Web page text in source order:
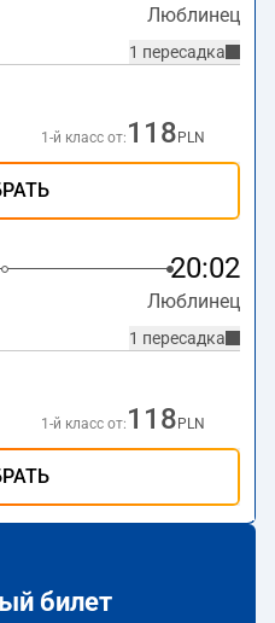
Люблинец
1 пересадка
1-й класс от: 118 PLN
20:02
Люблинец
1 пересадка
1-й класс от: 118 PLN
билет